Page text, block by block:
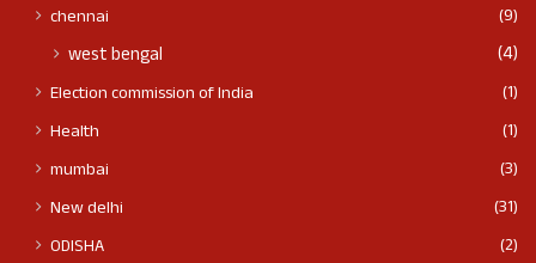
chennai
(9)
west bengal (4)
Election commission of India
(1)
Health
(1)
mumbai
(3)
New delhi
(31)
ODISHA
(2)